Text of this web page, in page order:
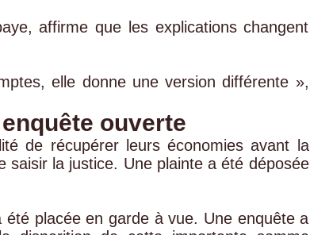
affirme que les explications changent
elle donne une version différente »,
ouverte
de récupérer leurs économies avant la
la justice. Une plainte a été déposée
placée en garde à vue. Une enquête a